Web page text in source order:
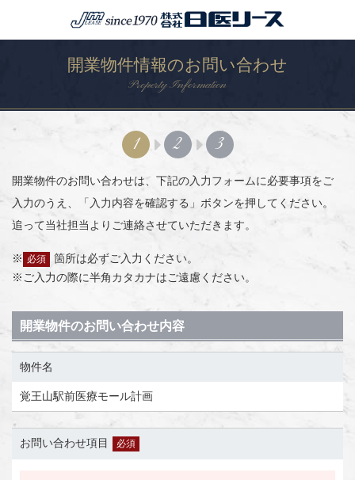
開業物件情報のお問い合わせ
Property Information
1 2 3
開業物件のお問い合わせは、下記の入力フォームに必要事項をご
入力のうえ、「入力内容を確認する」ボタンを押してください。
追って当社担当よりご連絡させていただきます。
必須
箇所は必ずご入力ください。
ご入力の際に半角カタカナはご遠慮ください。
開業物件のお問い合わせ内容
物件名
覚王山駅前医療モール計画
お問い合わせ項目 必須